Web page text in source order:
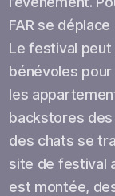
FAR se déplace
Le festival
bénévoles
les
backstores
des chats se
site de festival
est montée,